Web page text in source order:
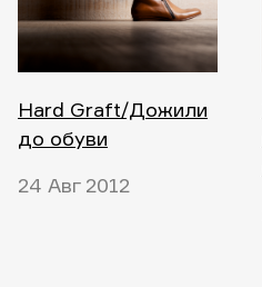
Hard Graft/Дожили
до обуви
24 Авг 2012